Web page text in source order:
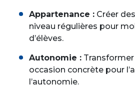
Appartenance : Créer
niveau régulières pour
d’élèves.
Autonomie :
occasion concrète pour
l’autonomie.